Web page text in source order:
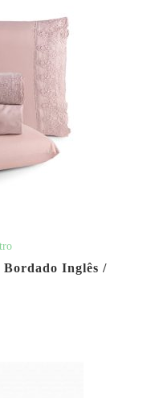
Bordado Inglês /